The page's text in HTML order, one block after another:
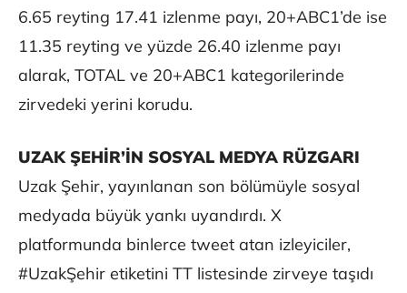
6.65 reyting 17.41 izlenme payı, 20+ABC1’de ise
11.35 reyting ve yüzde 26.40 izlenme payı
alarak, TOTAL ve 20+ABC1 kategorilerinde
zirvedeki yerini korudu.
UZAK ŞEHİR’İN SOSYAL MEDYA RÜZGARI
Uzak Şehir, yayınlanan son bölümüyle sosyal
medyada büyük yankı uyandırdı. X
platformunda binlerce tweet atan izleyiciler,
#UzakŞehir etiketini TT listesinde zirveye taşıdı